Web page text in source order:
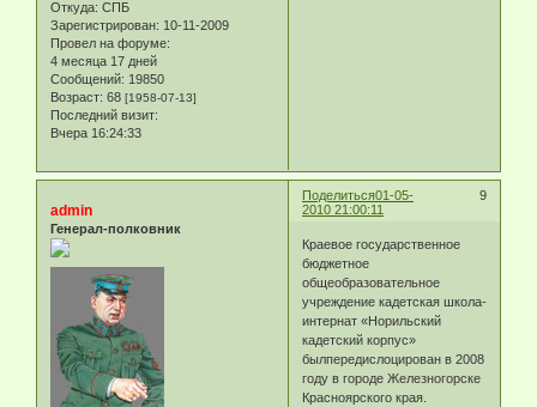
Откуда: СПБ
Зарегистрирован: 10-11-2009
Провел на форуме:
4 месяца 17 дней
Сообщений: 19850
Возраст: 68 [1958-07-13]
Последний визит:
Вчера 16:24:33
Поделиться 9
01-05-
2010 21:00:11
admin
Генерал-полковник
Краевое государственное
бюджетное
общеобразовательное
учреждение кадетская школа-
интернат «Норильский
кадетский корпус»
былпередислоцирован в 2008
году в городе Железногорске
Красноярского края.